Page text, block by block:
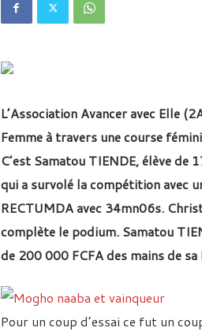
L’Association Avancer avec Elle
Femme à travers une course
C’est Samatou TIENDE, élève de
qui a survolé la compétition avec
RECTUMDA avec 34mn06s.
complète le podium. Samatou
de 200 000 FCFA des mains de
Pour un coup d’essai ce fut un